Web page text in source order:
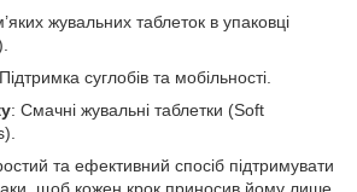
жувальних таблеток в упаковці
суглобів та мобільності.
: Смачні жувальні таблетки (Soft
та ефективний спосіб підтримувати